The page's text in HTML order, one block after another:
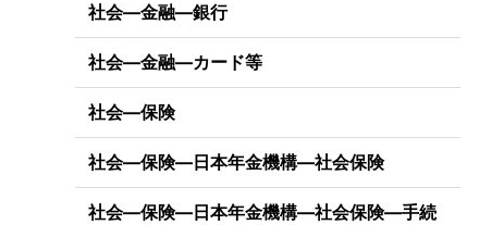
社会―金融―銀行
社会―金融―カード等
社会―保険
社会―保険―日本年金機構―社会保険
社会―保険―日本年金機構―社会保険―手続